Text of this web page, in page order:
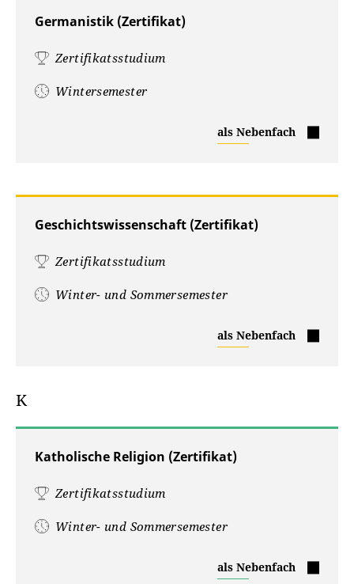
Germanistik (Zertifikat)
Zertifikatsstudium
Wintersemester
Germanistik
(Zertifikat)
als Nebenfach
Geschichtswissenschaft (Zertifikat)
Zertifikatsstudium
Winter- und Sommersemester
Geschichtswissenschaft
(Zertifikat)
als Nebenfach
K
Katholische Religion (Zertifikat)
Zertifikatsstudium
Winter- und Sommersemester
Katholische
als Nebenfach